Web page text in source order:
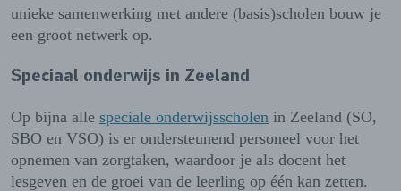
unieke samenwerking met andere (basis)scholen bouw je
een groot netwerk op.
Speciaal onderwijs in Zeeland
Op bijna alle speciale onderwijsscholen in Zeeland (SO,
SBO en VSO) is er ondersteunend personeel voor het
opnemen van zorgtaken, waardoor je als docent het
lesgeven en de groei van de leerling op één kan zetten.